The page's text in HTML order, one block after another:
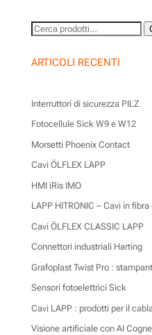
Cerca:
ARTICOLI RECENTI
Interruttori di sicurezza PILZ
Fotocellule Sick W9 e W12
Morsetti Phoenix Contact
Cavi ÖLFLEX LAPP
HMI iRis IMO
LAPP HITRONIC – Cavi in
Cavi ÖLFLEX CLASSIC LAPP
Connettori industriali Harting
Grafoplast Twist Pro :
Sensori fotoelettrici Sick
Cavi LAPP : prodotti per il
Visione artificiale con AI